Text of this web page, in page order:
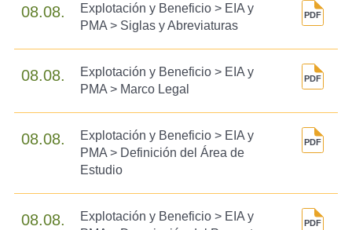
08.08.
Explotación y Beneficio > EIA y
PMA > Siglas y Abreviaturas
08.08.
Explotación y Beneficio > EIA y
PMA > Marco Legal
08.08.
Explotación y Beneficio > EIA y
PMA > Definición del Área de
Estudio
08.08.
Explotación y Beneficio > EIA y